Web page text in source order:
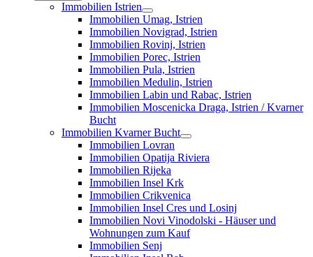
Immobilien Istrien
Immobilien Umag, Istrien
Immobilien Novigrad, Istrien
Immobilien Rovinj, Istrien
Immobilien Porec, Istrien
Immobilien Pula, Istrien
Immobilien Medulin, Istrien
Immobilien Labin und Rabac, Istrien
Immobilien Moscenicka Draga, Istrien / Kvarner
Bucht
Immobilien Kvarner Bucht
Immobilien Lovran
Immobilien Opatija Riviera
Immobilien Rijeka
Immobilien Insel Krk
Immobilien Crikvenica
Immobilien Insel Cres und Losinj
Immobilien Novi Vinodolski - Häuser und
Wohnungen zum Kauf
Immobilien Senj